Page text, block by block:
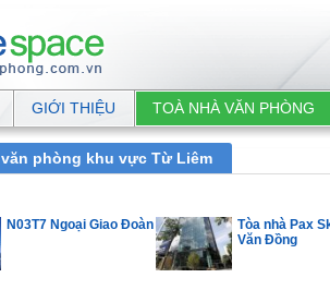
GIỚI THIỆU TOÀ NHÀ VĂN PHÒNG
phòng khu vực Từ Liêm
N03T7 Ngoại Giao Đoàn
Tòa nhà Pax
Văn Đồng